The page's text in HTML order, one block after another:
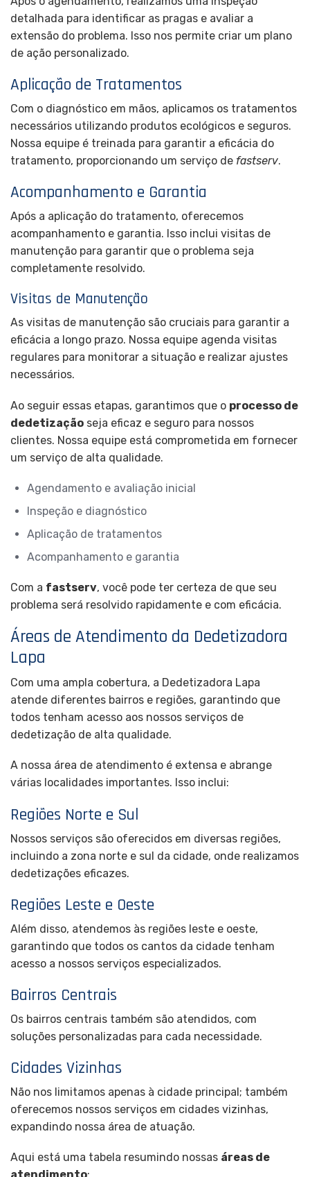
detalhada para identificar as pragas e avaliar a
extensão do problema. Isso nos permite criar um plano
de ação personalizado.
Aplicação de Tratamentos
Com o diagnóstico em mãos, aplicamos os tratamentos
necessários utilizando produtos ecológicos e seguros.
Nossa equipe é treinada para garantir a eficácia do
tratamento, proporcionando um serviço de fastserv.
Acompanhamento e Garantia
Após a aplicação do tratamento, oferecemos
acompanhamento e garantia. Isso inclui visitas de
manutenção para garantir que o problema seja
completamente resolvido.
Visitas de Manutenção
As visitas de manutenção são cruciais para garantir a
eficácia a longo prazo. Nossa equipe agenda visitas
regulares para monitorar a situação e realizar ajustes
necessários.
Ao seguir essas etapas, garantimos que o processo de
dedetização seja eficaz e seguro para nossos
clientes. Nossa equipe está comprometida em fornecer
um serviço de alta qualidade.
Agendamento e avaliação inicial
Inspeção e diagnóstico
Aplicação de tratamentos
Acompanhamento e garantia
Com a fastserv, você pode ter certeza de que seu
problema será resolvido rapidamente e com eficácia.
Áreas de Atendimento da Dedetizadora
Lapa
Com uma ampla cobertura, a Dedetizadora Lapa
atende diferentes bairros e regiões, garantindo que
todos tenham acesso aos nossos serviços de
dedetização de alta qualidade.
A nossa área de atendimento é extensa e abrange
várias localidades importantes. Isso inclui:
Regiões Norte e Sul
Nossos serviços são oferecidos em diversas regiões,
incluindo a zona norte e sul da cidade, onde realizamos
dedetizações eficazes.
Regiões Leste e Oeste
Além disso, atendemos às regiões leste e oeste,
garantindo que todos os cantos da cidade tenham
acesso a nossos serviços especializados.
Bairros Centrais
Os bairros centrais também são atendidos, com
soluções personalizadas para cada necessidade.
Cidades Vizinhas
Não nos limitamos apenas à cidade principal; também
oferecemos nossos serviços em cidades vizinhas,
expandindo nossa área de atuação.
Aqui está uma tabela resumindo nossas áreas de